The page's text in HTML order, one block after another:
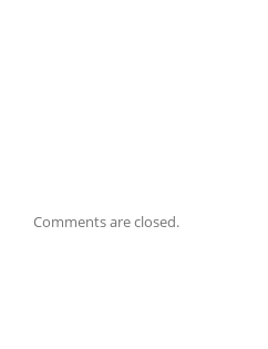
Comments are closed.